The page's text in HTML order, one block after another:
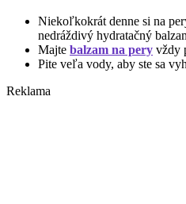
Niekoľkokrát denne si na
nedráždivý hydratačný
Majte balzam na pery vždy
Pite veľa vody, aby ste sa
Reklama